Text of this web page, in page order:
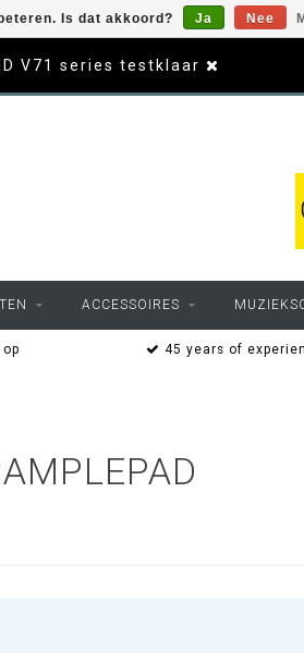
V71 series testklaar
ACCESSOIRES
45 years of
Is dat akkoord? Ja Nee